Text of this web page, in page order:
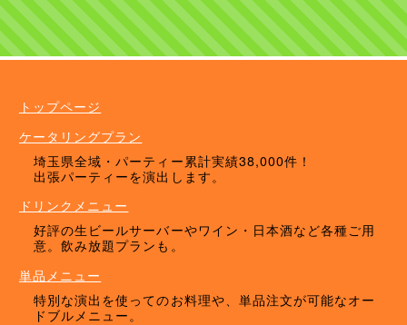
ケータリングプラン
ドリンクメニュー
単品オプション
トップページ
ケータリングプラン
埼玉県全域・パーティー累計実績38,000件！
出張パーティーを演出します。
ドリンクメニュー
好評の生ビールサーバーやワイン・日本酒など各種ご用
意。飲み放題プランも。
単品メニュー
特別な演出を使ってのお料理や、単品注文が可能なオー
ドブルメニュー。